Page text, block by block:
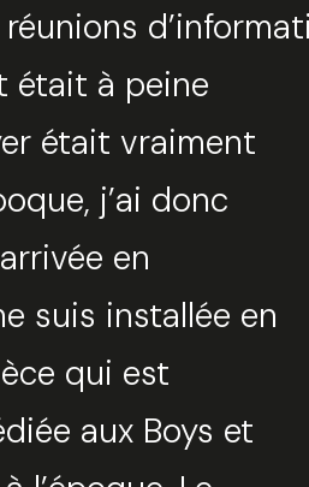
était à peine
était vraiment
j’ai donc
en
suis installée en
qui est
aux Boys et